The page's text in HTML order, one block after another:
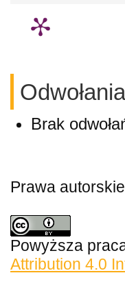
Brak
Prawa
Powyższa
Attribution 4.0